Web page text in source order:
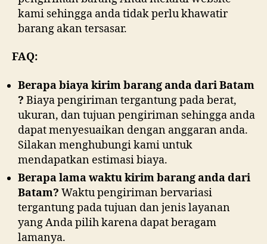
kami sehingga anda tidak perlu khawatir
barang akan tersasar.
FAQ:
Berapa biaya kirim barang anda dari Batam
? Biaya pengiriman tergantung pada berat,
ukuran, dan tujuan pengiriman sehingga anda
dapat menyesuaikan dengan anggaran anda.
Silakan menghubungi kami untuk
mendapatkan estimasi biaya.
Berapa lama waktu kirim barang anda dari
Batam? Waktu pengiriman bervariasi
tergantung pada tujuan dan jenis layanan
yang Anda pilih karena dapat beragam
lamanya.